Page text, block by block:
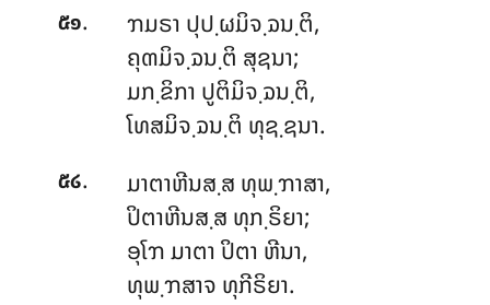
໕໑.
ຠມຣາ ປຸປ຺ຜມິຈ຺ຉນ຺ຕິ,
ຄຸຓມິຈ຺ຉນ຺ຕິ ສຸຊນາ;
ມກ຺ຂິກາ ປູຕິມິຈ຺ຉນ຺ຕິ,
ໂທສມິຈ຺ຉນ຺ຕິ ທຸຊ຺ຊນາ.
໕໒.
ມາຕາຫີນສ຺ສ ທຸພ຺ຠາສາ,
ປິຕາຫີນສ຺ສ ທຸກ຺ຣິຍາ;
ອຸໂຠມາຕາ ປິຕາ ຫີນາ,
ທຸພ຺ຠສາຈ ທຸກີຣິຍາ.